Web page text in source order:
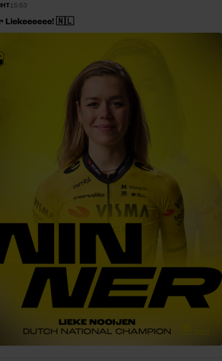
15:53
Liekeeeeee! 🇳🇱